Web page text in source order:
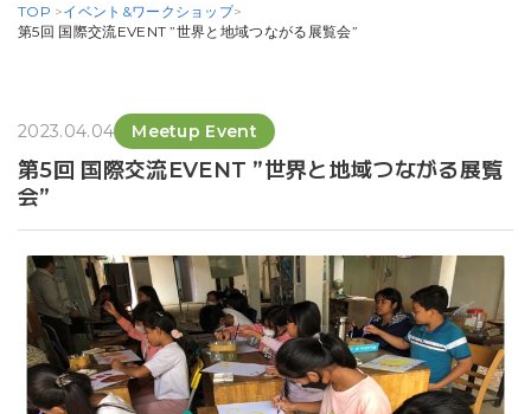
TOP >イベント&ワークショップ>
第5回 国際交流EVENT ”世界と地域つながる展覧会”
2023.04.04 Meetup Event
第5回 国際交流EVENT ”世界と地域つながる展覧
会”